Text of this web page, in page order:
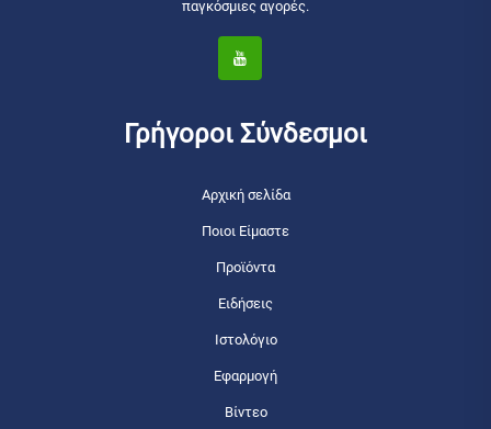
παγκόσμιες αγορές.
Γρήγοροι Σύνδεσμοι
Αρχική σελίδα
Ποιοι Είμαστε
Προϊόντα
Ειδήσεις
Ιστολόγιο
Εφαρμογή
Βίντεο